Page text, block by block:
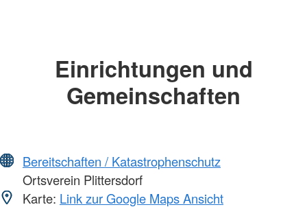
Einrichtungen und
Gemeinschaften
Bereitschaften / Katastrophenschutz
Ortsverein Plittersdorf
Karte: Link zur Google Maps Ansicht